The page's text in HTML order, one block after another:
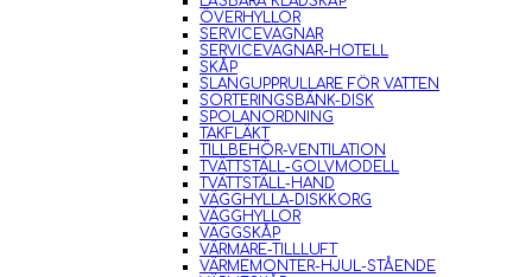
ÖVERHYLLOR
SERVICEVAGNAR
SERVICEVAGNAR-HOTELL
SKÅP
SLANGUPPRULLARE FÖR VATTEN
SORTERINGSBÄNK-DISK
SPOLANORDNING
TAKFLÄKT
TILLBEHÖR-VENTILATION
TVÄTTSTÄLL-GOLVMODELL
TVÄTTSTÄLL-HAND
VÄGGHYLLA-DISKKORG
VÄGGHYLLOR
VÄGGSKÅP
VÄRMARE-TILLLUFT
VÄRMEMONTER-HJUL-STÅENDE